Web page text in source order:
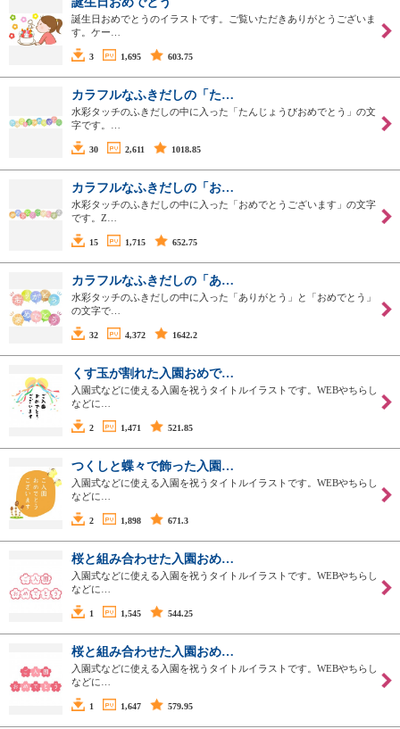
誕生日おめでとうのイラストです。ご覧いただきありがとうございま
す。ケー…
3 1,695 603.75
カラフルなふきだしの「た…
水彩タッチのふきだしの中に入った「たんじょうびおめでとう」の文
字です。…
30 2,611 1018.85
カラフルなふきだしの「お…
水彩タッチのふきだしの中に入った「おめでとうございます」の文字
です。Z…
15 1,715 652.75
カラフルなふきだしの「あ…
水彩タッチのふきだしの中に入った「ありがとう」と「おめでとう」
の文字で…
32 4,372 1642.2
くす玉が割れた入園おめで…
入園式などに使える入園を祝うタイトルイラストです。WEBやちらし
などに…
2 1,471 521.85
つくしと蝶々で飾った入園…
入園式などに使える入園を祝うタイトルイラストです。WEBやちらし
などに…
2 1,898 671.3
桜と組み合わせた入園おめ…
入園式などに使える入園を祝うタイトルイラストです。WEBやちらし
などに…
1 1,545 544.25
桜と組み合わせた入園おめ…
入園式などに使える入園を祝うタイトルイラストです。WEBやちらし
などに…
1 1,647 579.95